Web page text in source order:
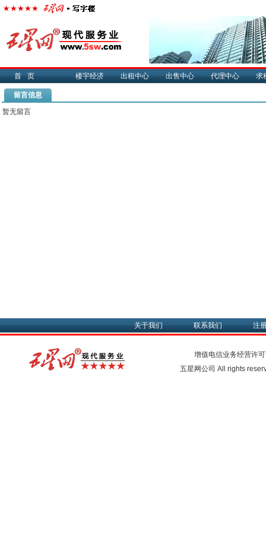
首页 楼宇经济 出租中心 出售中心 代理中心 求
留言信息
暂无留言
关于我们 联系我们 注
增值电信业务经营许
五星网公司 All rights